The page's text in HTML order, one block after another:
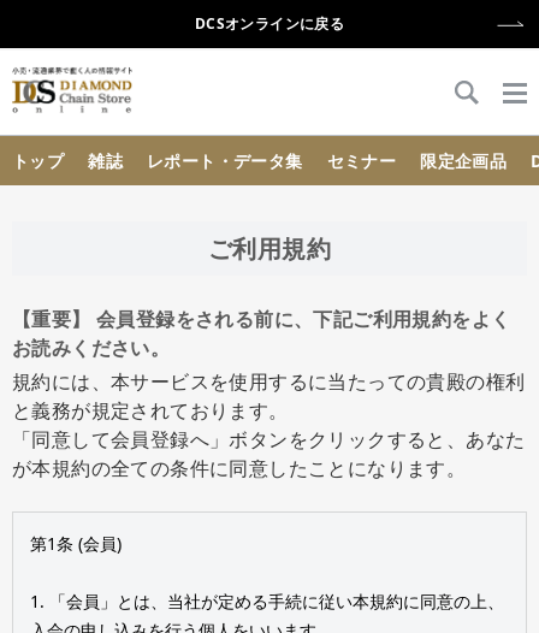
DCSオンラインに戻る
トップ 雑誌 レポート・データ集 セミナー 限定企画品
ご利用規約
【重要】 会員登録をされる前に、下記ご利用規約をよく
お読みください。
規約には、本サービスを使用するに当たっての貴殿の権利
と義務が規定されております。
「同意して会員登録へ」ボタンをクリックすると、あなた
が本規約の全ての条件に同意したことになります。